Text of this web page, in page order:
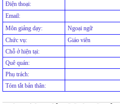
Điện thoại:
Email:
Môn giảng dạy:
Ngoại ngữ
Chức vụ:
Giáo viên
Chỗ ở hiện tại:
Quê quán:
Phụ trách:
Tóm tắt bản thân: